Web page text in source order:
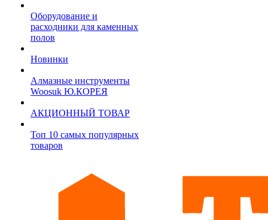
Оборудование и
расходники для каменных
полов
Новинки
Алмазные инструменты
Woosuk Ю.КОРЕЯ
АКЦИОННЫЙ ТОВАР
Топ 10 самых популярных
товаров